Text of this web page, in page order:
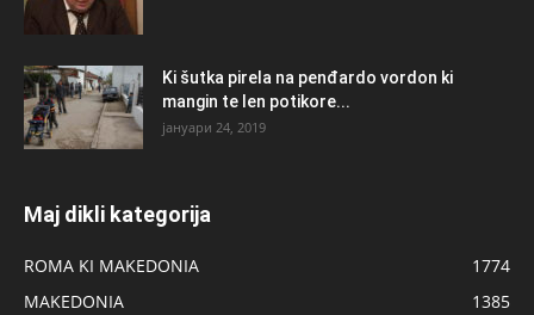
Ki šutka pirela na penđardo vordon ki
mangin te len potikore...
јануари 24, 2019
Maj dikli kategorija
ROMA KI MAKEDONIA
1774
MAKEDONIA
1385